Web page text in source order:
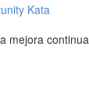
Kata
mejora continua